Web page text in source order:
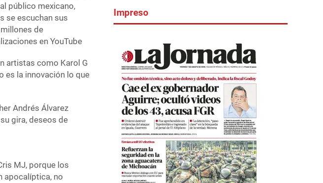
público mexicano,
se escuchan sus
de
en YouTube
artistas como Karol G
es la innovación lo que
Andrés Álvarez
gira, deseos de
MJ, porque los
apocalíptica, no
Impreso